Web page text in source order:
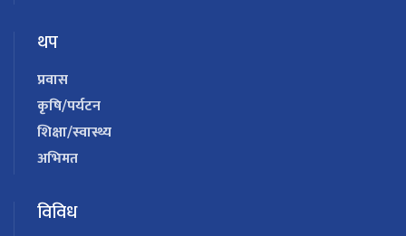
थप
प्रवास
कृषि/पर्यटन
शिक्षा/स्वास्थ्य
अभिमत
विविध